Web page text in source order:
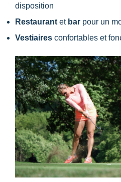
disposition
Restaurant et bar pour un
Vestiaires confortables et